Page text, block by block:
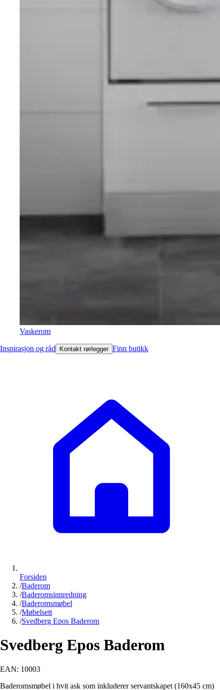
Vaskerom
Inspirasjon og råd Kontakt rørlegger Finn butikk
Forsiden
/Baderom
/Baderomsinnredning
/Baderomsmøbel
/Møbelsett
/Svedberg Epos Baderom
Svedberg Epos Baderom
EAN: 10003
Baderomsmøbel i hvit ask som inkluderer servantskapet (160x45 cm)